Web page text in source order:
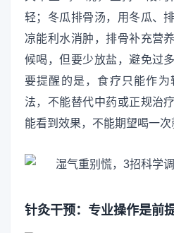
轻；冬瓜排骨汤，用冬瓜、
凉能利水消肿，排骨补充营
候喝，但要少放盐，避免过
要提醒的是，食疗只能作
法，不能替代中药或正规治
能看到效果，不能期望喝一次
针灸干预：专业操作是前